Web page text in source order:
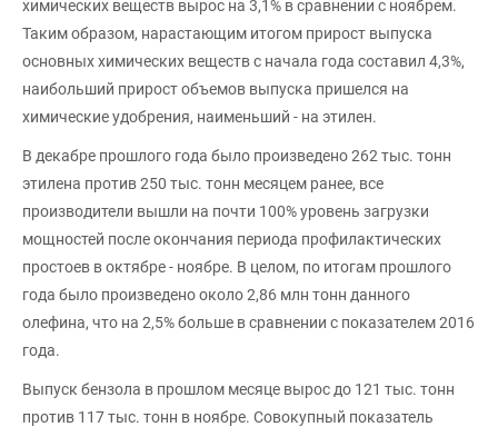
химических веществ вырос на 3,1% в сравнении с ноябрем.
Таким образом, нарастающим итогом прирост выпуска
основных химических веществ с начала года составил 4,3%,
наибольший прирост объемов выпуска пришелся на
химические удобрения, наименьший - на этилен.
В декабре прошлого года было произведено 262 тыс. тонн
этилена против 250 тыс. тонн месяцем ранее, все
производители вышли на почти 100% уровень загрузки
мощностей после окончания периода профилактических
простоев в октябре - ноябре. В целом, по итогам прошлого
года было произведено около 2,86 млн тонн данного
олефина, что на 2,5% больше в сравнении с показателем 2016
года.
Выпуск бензола в прошлом месяце вырос до 121 тыс. тонн
против 117 тыс. тонн в ноябре. Совокупный показатель